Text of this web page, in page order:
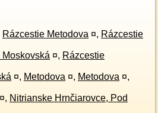
Rázcestie Metodova ¤, Rázcestie
Moskovská ¤, Rázcestie
¤, Metodova ¤, Metodova ¤,
¤, Nitrianske Hrnčiarovce, Pod